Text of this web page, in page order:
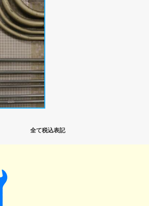
全て税込表記